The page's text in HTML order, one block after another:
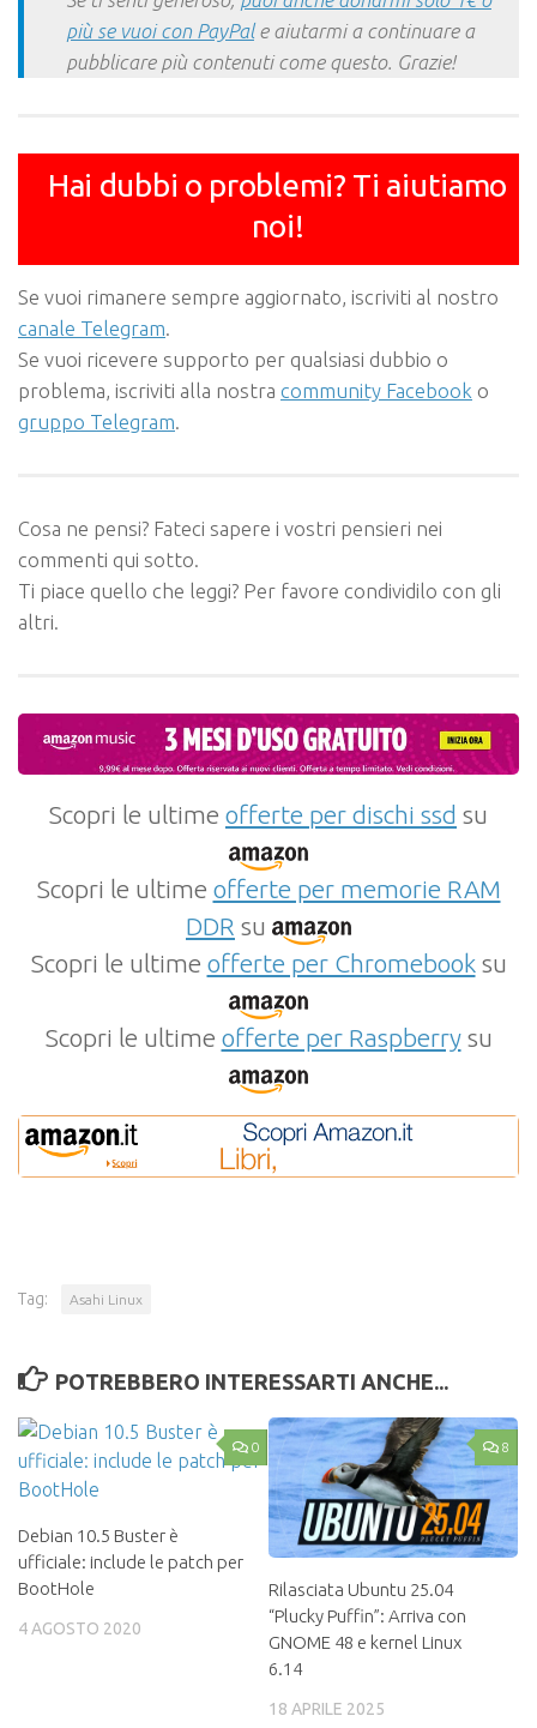
più se vuoi con PayPale aiutarmi a continuare a
pubblicare più contenuti come questo. Grazie!
Hai dubbi o problemi? Ti aiutiamo
noi!
Se vuoi rimanere sempre aggiornato, iscriviti al nostro
canale Telegram
Se vuoi ricevere supporto per qualsiasi dubbio o
problema, iscriviti alla nostra community Facebook o
gruppo Telegram
Cosa ne pensi? Fateci sapere i vostri pensieri nei
commenti qui sotto.
Ti piace quello che leggi? Per favore condividilo con gli
altri.
Scopri le ultime offerte per dischi ssd su
Scopri le ultime offerte per memorie RAM
DDR su
Scopri le ultime offerte per Chromebooksu
Scopri le ultime offerte per Raspberrysu
Tag: Asahi Linux
POTREBBERO INTERESSARTI ANCHE...
0
Debian 10.5 Buster è
ufficiale: include le patch per
BootHole
4 AGOSTO 2020
8
Rilasciata Ubuntu 25.04
“Plucky Puffin”: Arriva con
GNOME 48 e kernel Linux
6.14
18 APRILE 2025